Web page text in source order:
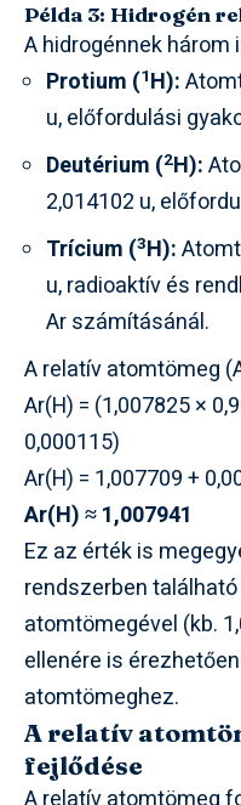
Példa 3: Hidrogén
A hidrogénnek három
Protium (1H):
u, előfordulási
Deutérium (2H):
2,014102 u,
Trícium (3H):
u, radioaktív és
Ar számításánál.
A relatív atomtömeg
Ar(H) = (1,007825 ×
0,000115)
Ar(H) = 1,007709 +
Ar(H) ≈ 1,007941
Ez az érték is
rendszerben
atomtömegével (kb.
ellenére is
atomtömeghez.
A relatív
fejlődése